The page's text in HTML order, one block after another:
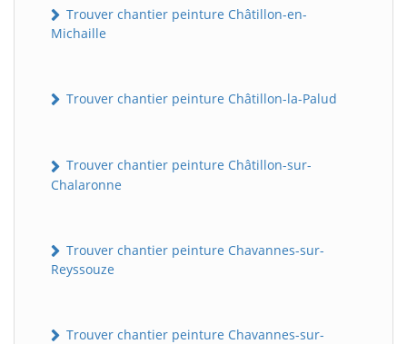
Trouver chantier peinture Châtillon-en-
Michaille
Trouver chantier peinture Châtillon-la-Palud
Trouver chantier peinture Châtillon-sur-
Chalaronne
Trouver chantier peinture Chavannes-sur-
Reyssouze
Trouver chantier peinture Chavannes-sur-